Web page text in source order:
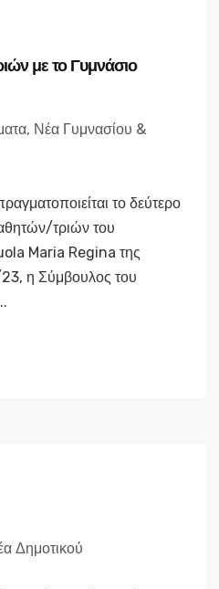
με το Γυμνάσιο
, Νέα Γυμνασίου &
το δεύτερο
τριών του
Maria Regina της
23, η Σύμβουλος του
Δημοτικού